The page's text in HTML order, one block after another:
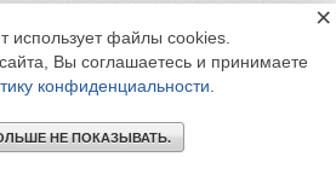
использует файлы cookies.
Вы соглашаетесь и принимаете
конфиденциальности
НЕ ПОКАЗЫВАТЬ.
×